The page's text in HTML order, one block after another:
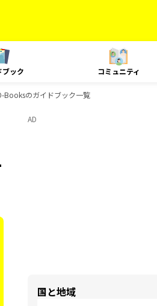
ブック コミュニティ
Booksのガイドブック一覧
AD
国と地域